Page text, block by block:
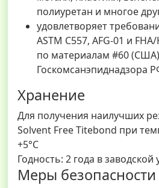
полиуретан и многое
удовлетворяет
ASTM C557, AFG-01 и
по материалам #60
Госкомсанэпиднадзора
Хранение
Для получения наилучших
Solvent Free Titebond при
+5°C
Годность: 2 года в заводской
Меры безопасности